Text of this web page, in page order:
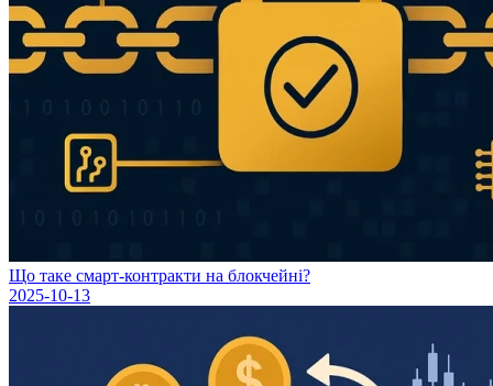
Що таке смарт-контракти на блокчейні?
2025-10-13